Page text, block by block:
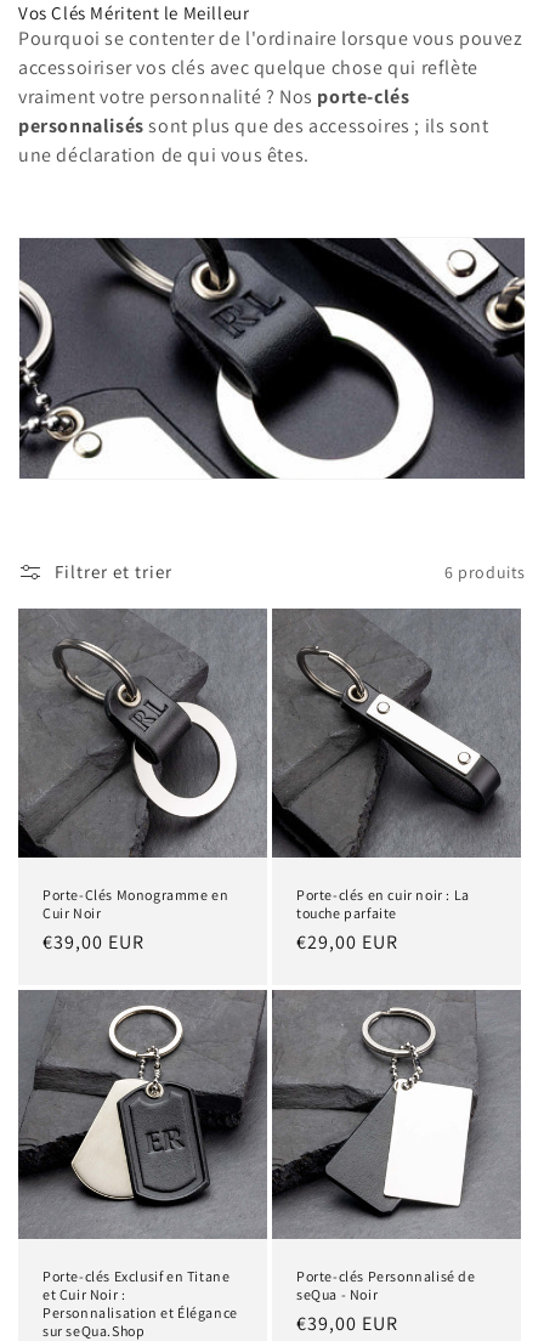
Vos Clés Méritent le Meilleur
Pourquoi se contenter de l'ordinaire lorsque vous pouvez
accessoiriser vos clés avec quelque chose qui reflète
vraiment votre personnalité ? Nos porte-clés
personnaliséssont plus que des accessoires ; ils sont
une déclaration de qui vous êtes.
Filtrer et trier 6 produits
Porte-Clés Monogramme en
Cuir Noir
Prix
€39,00 EUR
Porte-clés en cuir noir : La
touche parfaite
Prix
€29,00 EUR
Porte-clés Exclusif en Titane
et Cuir Noir :
Personnalisation et Élégance
sur seQua.Shop
Porte-clés Personnalisé de
seQua - Noir
Prix
€39,00 EUR